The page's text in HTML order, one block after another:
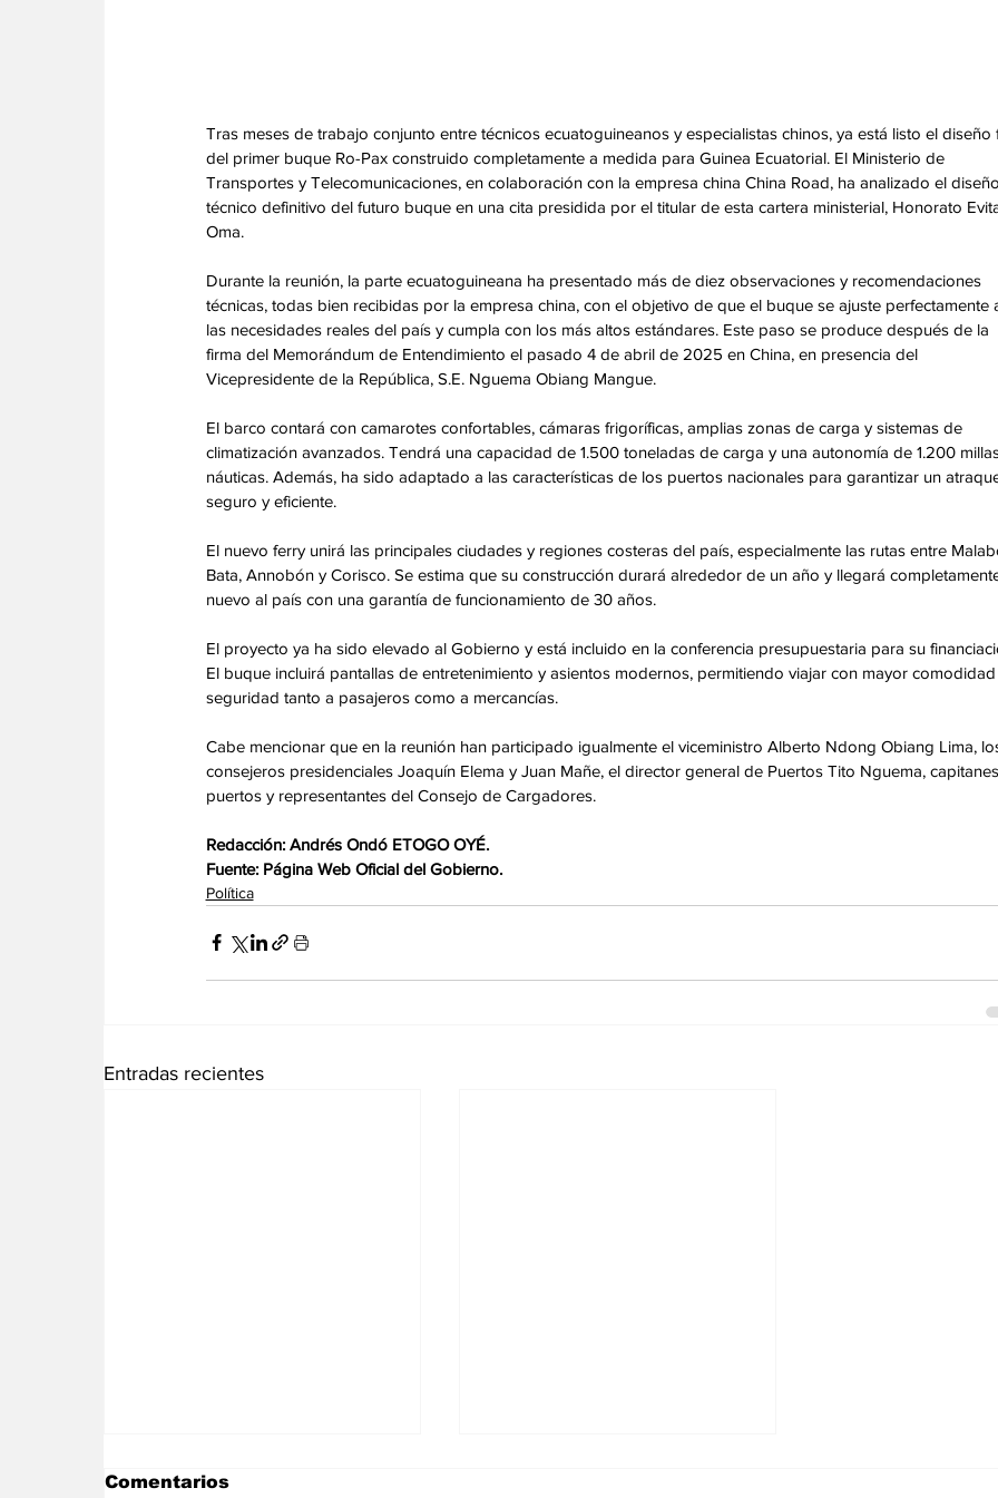
Tras meses de trabajo conjunto entre técnicos ecuatoguineanos y especialistas chinos, ya está listo el diseño
del primer buque Ro-Pax construido completamente a medida para Guinea Ecuatorial. El Ministerio de
Transportes y Telecomunicaciones, en colaboración con la empresa china China Road, ha analizado el diseño
técnico definitivo del futuro buque en una cita presidida por el titular de esta cartera ministerial, Honorato
Oma.
‎Durante la reunión, la parte ecuatoguineana ha presentado más de diez observaciones y recomendaciones
técnicas, todas bien recibidas por la empresa china, con el objetivo de que el buque se ajuste perfectamente
las necesidades reales del país y cumpla con los más altos estándares. Este paso se produce después de la
firma del Memorándum de Entendimiento el pasado 4 de abril de 2025 en China, en presencia del
Vicepresidente de la República, S.E. Nguema Obiang Mangue.
‎El barco contará con camarotes confortables, cámaras frigoríficas, amplias zonas de carga y sistemas de
climatización avanzados. Tendrá una capacidad de 1.500 toneladas de carga y una autonomía de 1.200
náuticas. Además, ha sido adaptado a las características de los puertos nacionales para garantizar un
seguro y eficiente.
‎El nuevo ferry unirá las principales ciudades y regiones costeras del país, especialmente las rutas entre
Bata, Annobón y Corisco. Se estima que su construcción durará alrededor de un año y llegará
nuevo al país con una garantía de funcionamiento de 30 años.
‎El proyecto ya ha sido elevado al Gobierno y está incluido en la conferencia presupuestaria para su
El buque incluirá pantallas de entretenimiento y asientos modernos, permitiendo viajar con mayor
seguridad tanto a pasajeros como a mercancías.
‎Cabe mencionar que en la reunión han participado igualmente el viceministro Alberto Ndong Obiang Lima,
consejeros presidenciales Joaquín Elema y Juan Mañe, el director general de Puertos Tito Nguema,
puertos y representantes del Consejo de Cargadores.
‎Redacción: Andrés Ondó ETOGO OYÉ.
‎Fuente: Página Web Oficial del Gobierno.
Política
Entradas recientes
Comentarios